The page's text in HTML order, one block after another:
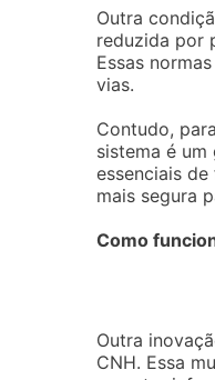
Outra
reduzida por
Essas
vias.
Contudo,
sistema é
essenciais
mais segura
Como
Outra
CNH. Essa